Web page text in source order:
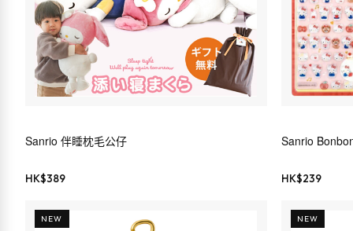
Sanrio 伴睡枕毛公仔
HK$389
Sanrio
HK$239
NEW NEW